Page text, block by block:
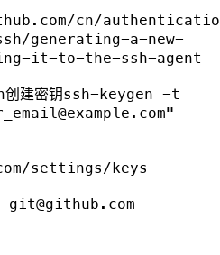
cn/
generating-a-new-
it-to-the-ssh-agent
建密钥ssh-keygen -t
settings/keys